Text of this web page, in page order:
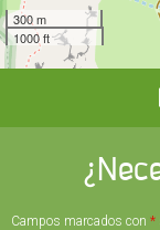
300 m
1000 ft
Campos marcados con *